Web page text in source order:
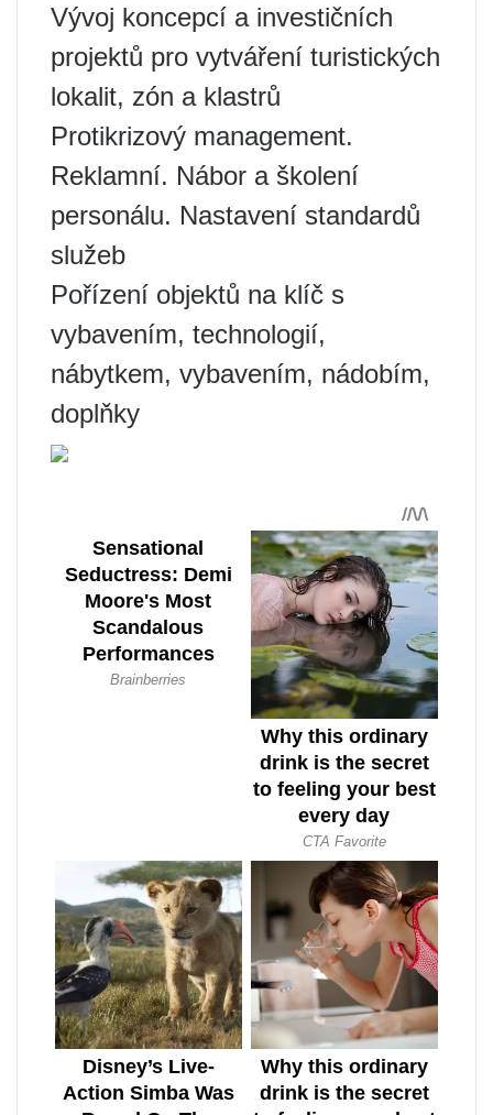
Vývoj koncepcí a investičních
projektů pro vytváření turistických
lokalit, zón a klastrů
Protikrizový management.
Reklamní. Nábor a školení
personálu. Nastavení standardů
služeb
Pořízení objektů na klíč s
vybavením, technologií,
nábytkem, vybavením, nádobím,
doplňky